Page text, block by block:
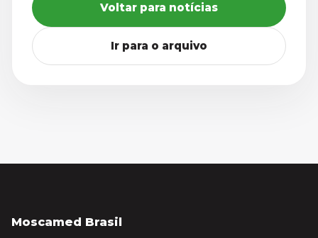
Voltar para notícias
Ir para o arquivo
Moscamed Brasil